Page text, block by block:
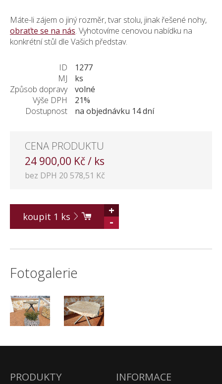
Máte-li zájem o jiný rozměr, tvar stolu, jinak řešené nohy,
obraťte se na nás. Vyhotovíme cenovou nabídku na
konkrétní stůl dle Vašich představ.
ID
1277
MJ
ks
Způsob dopravy
volné
Výše DPH
21%
Dostupnost
na objednávku 14 dní
CENA PRODUKTU
24 900,00 Kč / ks
bez DPH 20 578,51 Kč
koupit 1 ks
+
-
Fotogalerie
PRODUKTY INFORMACE